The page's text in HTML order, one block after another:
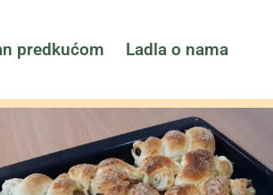
predkućom Ladla o nama